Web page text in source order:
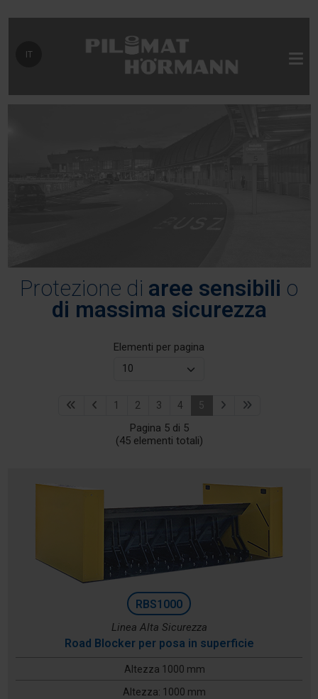
Seleziona la tua lingua
IT
Protezione di aree sensibili o
di massima sicurezza
Elementi per pagina
1 2 3 4 5
Pagina 5 di 5
(45 elementi totali)
RBS1000
Linea Alta Sicurezza
Road Blocker per posa in superficie
Altezza 1000 mm
Altezza: 1000 mm